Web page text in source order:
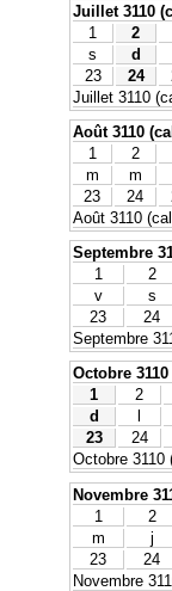
Juillet 3110
1
2
s
d
23
24
Juillet 3110
Août 3110
1
2
m
m
23
24
Août 3110
Septembre
1
2
v
s
23
24
Septembre
Octobre
1
2
d
23
24
Octobre 3110
Novembre
1
2
m
j
23
24
Novembre